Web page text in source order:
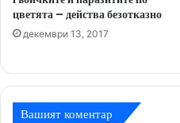
цветята – действа безотказно
декември 13, 2017
Вашият коментар